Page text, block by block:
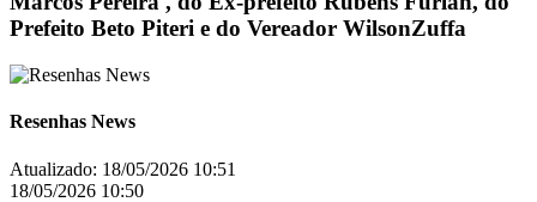
Prefeito Beto Piteri e do Vereador WilsonZuffa
Resenhas News
Atualizado: 18/05/2026 10:51
18/05/2026 10:50